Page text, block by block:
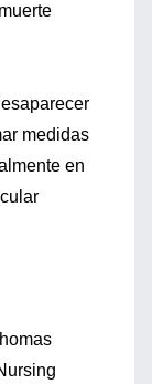
medidas
en